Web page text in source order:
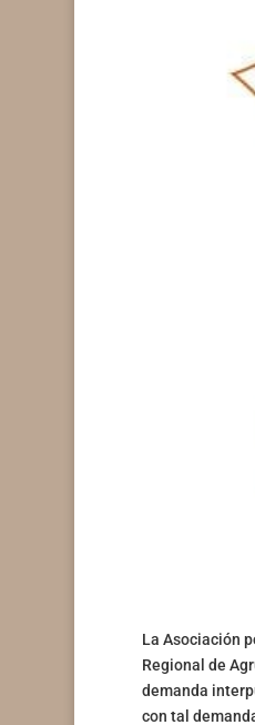
La Asociación
Regional de
demanda
con tal